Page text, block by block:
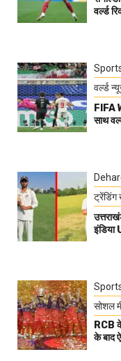
वर्ल्ड
वर्ल्ड
FIFA
साथ
ट्रेंडिंग
इंडिया
सोशल
RCB
के बाद